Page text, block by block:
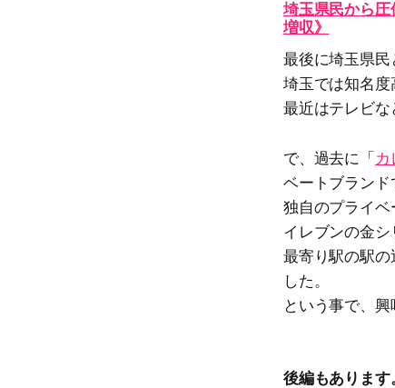
埼玉県民から
増収》
最後に埼玉県民
埼玉では知名度
最近はテレビな
で、過去に「 カ
ベートブランド
独自のプライ
イレブンの金シ
最寄り駅の駅
した。
という事で、興
後編もあります